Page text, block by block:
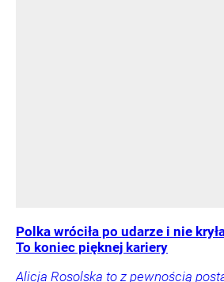
Polka wróciła po udarze i nie
To koniec pięknej kariery
Alicja Rosolska to z pewnością